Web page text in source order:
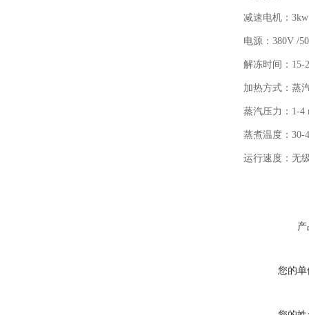
减速电机：3kw
电源：380V /
解冻时间：15-
加热方式：蒸
蒸汽压力：1-4
蒸煮温度：30-
运行速度：无
您的单